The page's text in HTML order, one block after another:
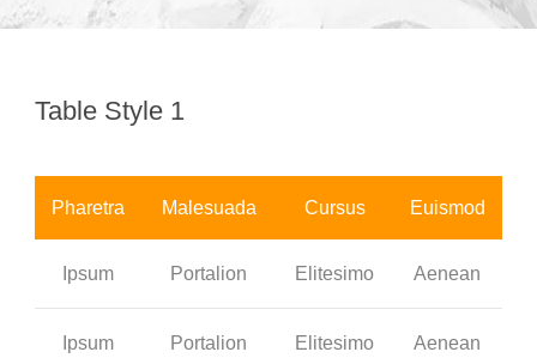
Table Style 1
Pharetra Malesuada Cursus Euismod
Ipsum Portalion Elitesimo Aenean
Ipsum Portalion Elitesimo Aenean